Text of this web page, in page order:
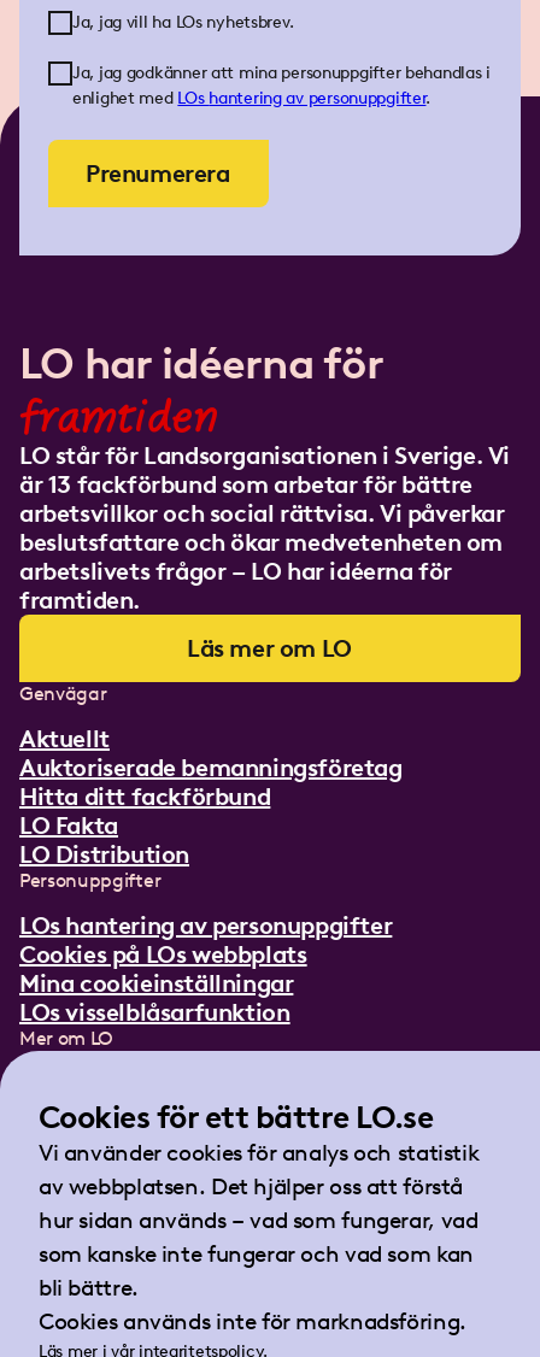
Ja, jag vill ha LOs nyhetsbrev.
Ja, jag godkänner att mina personuppgifter behandlas i
enlighet med LOs hantering av personuppgifter.
Prenumerera
LO har idéerna för
framtiden
LO står för Landsorganisationen i Sverige. Vi
är 13 fackförbund som arbetar för bättre
arbetsvillkor och social rättvisa. Vi påverkar
beslutsfattare och ökar medvetenheten om
arbetslivets frågor – LO har idéerna för
framtiden.
Läs mer om LO
Genvägar
Aktuellt
Auktoriserade bemanningsföretag
Hitta ditt fackförbund
LO Fakta
LO Distribution
Personuppgifter
LOs hantering av personuppgifter
Cookies på LOs webbplats
Mina cookieinställningar
LOs visselblåsarfunktion
Mer om LO
Lättläst om LO
Teckenspråksfilm
Tidningen Arbetet
Landsorganisationen i Sverige
Barnhusgatan 18
105 53 Stockholm
Tel:08-796 25 00
Fax:08-796 25 17
Cookies för ett bättre LO.se
Vi använder cookies för analys och statistik
av webbplatsen. Det hjälper oss att förstå
hur sidan används – vad som fungerar, vad
som kanske inte fungerar och vad som kan
bli bättre.
Cookies används inte för marknadsföring.
Läs mer i vår integritetspolicy.